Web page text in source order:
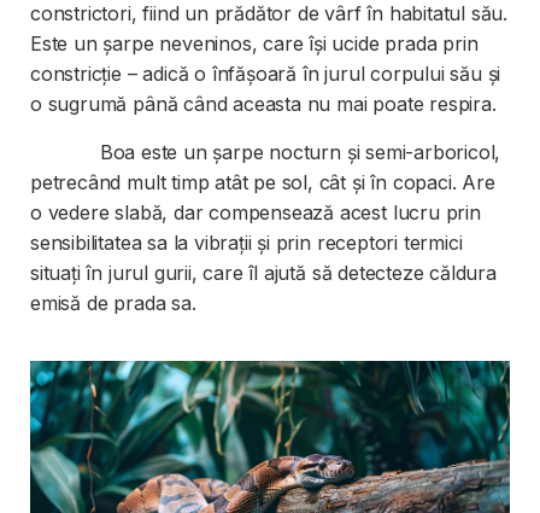
constrictori, fiind un prădător de vârf în habitatul său.
Este un șarpe neveninos, care își ucide prada prin
constricție – adică o înfășoară în jurul corpului său și
o sugrumă până când aceasta nu mai poate respira.
Boa este un șarpe nocturn și semi-arboricol,
petrecând mult timp atât pe sol, cât și în copaci. Are
o vedere slabă, dar compensează acest lucru prin
sensibilitatea sa la vibrații și prin receptori termici
situați în jurul gurii, care îl ajută să detecteze căldura
emisă de prada sa.